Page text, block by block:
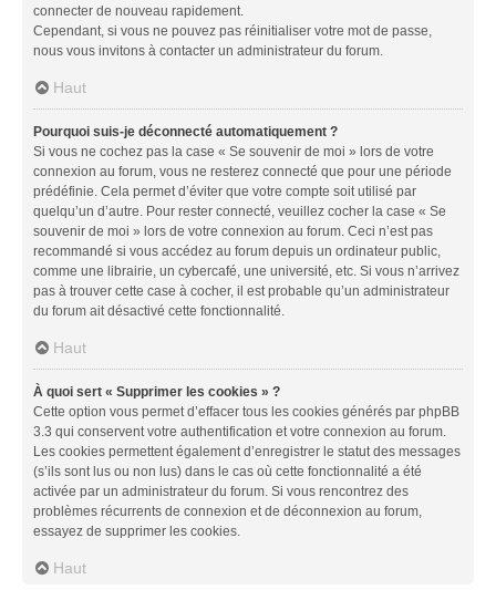
connecter de nouveau rapidement.
Cependant, si vous ne pouvez pas réinitialiser votre mot de passe,
nous vous invitons à contacter un administrateur du forum.
Haut
Pourquoi suis-je déconnecté automatiquement ?
Si vous ne cochez pas la case « Se souvenir de moi » lors de votre
connexion au forum, vous ne resterez connecté que pour une période
prédéfinie. Cela permet d’éviter que votre compte soit utilisé par
quelqu’un d’autre. Pour rester connecté, veuillez cocher la case « Se
souvenir de moi » lors de votre connexion au forum. Ceci n’est pas
recommandé si vous accédez au forum depuis un ordinateur public,
comme une librairie, un cybercafé, une université, etc. Si vous n’arrivez
pas à trouver cette case à cocher, il est probable qu’un administrateur
du forum ait désactivé cette fonctionnalité.
Haut
À quoi sert « Supprimer les cookies » ?
Cette option vous permet d’effacer tous les cookies générés par phpBB
3.3 qui conservent votre authentification et votre connexion au forum.
Les cookies permettent également d’enregistrer le statut des messages
(s’ils sont lus ou non lus) dans le cas où cette fonctionnalité a été
activée par un administrateur du forum. Si vous rencontrez des
problèmes récurrents de connexion et de déconnexion au forum,
essayez de supprimer les cookies.
Haut